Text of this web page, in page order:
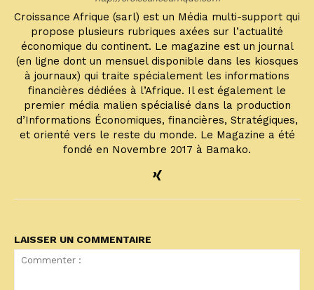
Croissance Afrique (sarl) est un Média multi-support qui
propose plusieurs rubriques axées sur l’actualité
économique du continent. Le magazine est un journal
(en ligne dont un mensuel disponible dans les kiosques
à journaux) qui traite spécialement les informations
financières dédiées à l’Afrique. Il est également le
premier média malien spécialisé dans la production
d’Informations Économiques, financières, Stratégiques,
et orienté vers le reste du monde. Le Magazine a été
fondé en Novembre 2017 à Bamako.
LAISSER UN COMMENTAIRE